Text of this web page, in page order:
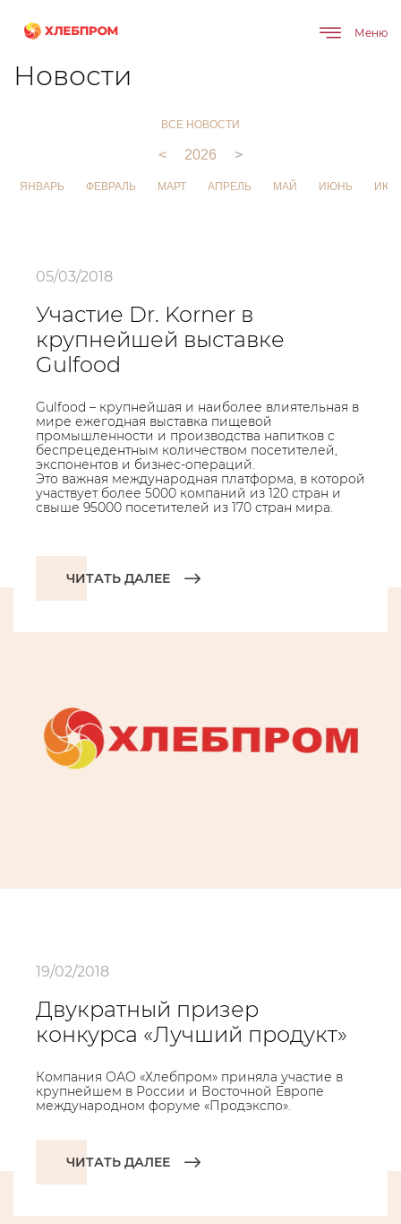
Меню
Главная О компании
Новости
ВСЕ НОВОСТИ
< 2026 >
ЯНВАРЬ ФЕВРАЛЬ МАРТ АПРЕЛЬ МАЙ ИЮНЬ
05/03/2018
Участие Dr. Korner в
крупнейшей выставке
Gulfood
Gulfood – крупнейшая и наиболее влиятельная в
мире ежегодная выставка пищевой
промышленности и производства напитков с
беспрецедентным количеством посетителей,
экспонентов и бизнес-операций.
Это важная международная платформа, в которой
участвует более 5000 компаний из 120 стран и
свыше 95000 посетителей из 170 стран мира.
ЧИТАТЬ ДАЛЕЕ
19/02/2018
Двукратный призер
конкурса «Лучший продукт»
Компания ОАО «Хлебпром» приняла участие в
крупнейшем в России и Восточной Европе
международном форуме «Продэкспо».
ЧИТАТЬ ДАЛЕЕ